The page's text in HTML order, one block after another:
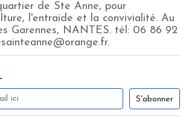
de Ste Anne, pour
l'entraide et la convivialité. Au
Garennes, NANTES. tél: 06 86 92